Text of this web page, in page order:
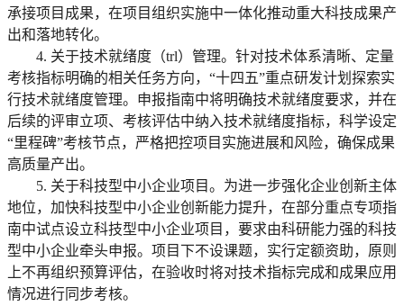
承接项目成果，在项目组织实施中一体化推动重大科技成果产
出和落地转化。
4. 关于技术就绪度（trl）管理。针对技术体系清晰、定量
考核指标明确的相关任务方向，“十四五”重点研发计划探索实
行技术就绪度管理。申报指南中将明确技术就绪度要求，并在
后续的评审立项、考核评估中纳入技术就绪度指标，科学设定
“里程碑”考核节点，严格把控项目实施进展和风险，确保成果
高质量产出。
5. 关于科技型中小企业项目。为进一步强化企业创新主体
地位，加快科技型中小企业创新能力提升，在部分重点专项指
南中试点设立科技型中小企业项目，要求由科研能力强的科技
型中小企业牵头申报。项目下不设课题，实行定额资助，原则
上不再组织预算评估，在验收时将对技术指标完成和成果应用
情况进行同步考核。